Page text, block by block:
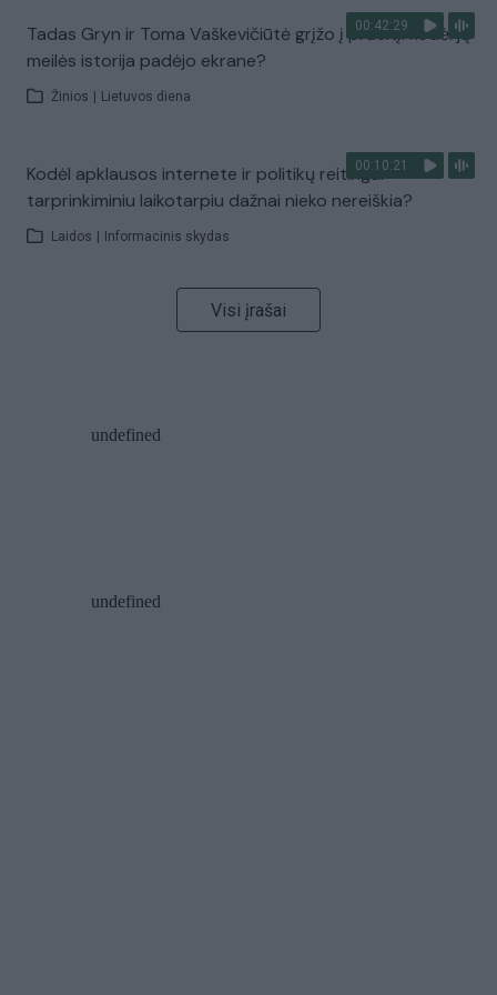
00:42:29
Tadas Gryn ir Toma Vaškevičiūtė grįžo į praeitį: kodėl jų
meilės istorija padėjo ekrane?
Žinios Lietuvos diena
00:10:21
Kodėl apklausos internete ir politikų reitingai
tarprinkiminiu laikotarpiu dažnai nieko nereiškia?
Laidos Informacinis skydas
Visi įrašai